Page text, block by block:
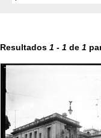
Resultados 1 - 1 de 1